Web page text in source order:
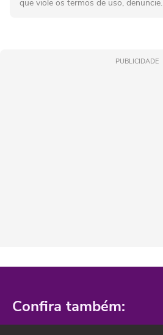
que viole os termos de uso, denuncie.
PUBLICIDADE
Confira também: